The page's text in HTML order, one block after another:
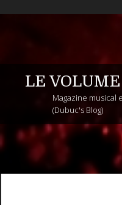
LE VOLUME
Magazine musical
(Dubuc's Blog)